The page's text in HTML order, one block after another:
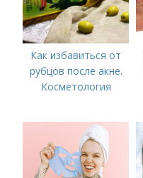
Как избавиться от
рубцов после акне.
Косметология